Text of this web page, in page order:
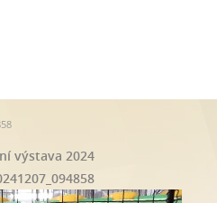
výstava 2024